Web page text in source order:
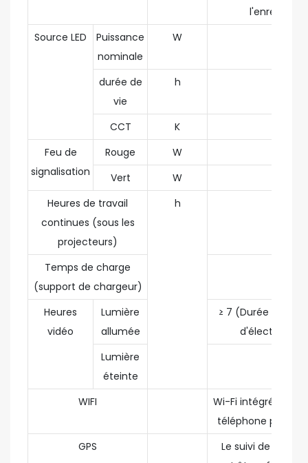
Source LED
Puissance
nominale
W
durée de
vie
h
CCT K
Feu de
signalisation
Rouge W
Vert
W
Heures de travail
continues (sous les
projecteurs)
h
Temps de charge
(support de chargeur)
Heures
vidéo
Lumière
allumée
≥ 7 (Durée de
d'électricité
Lumière
éteinte
WIFI
Wi-Fi intégré pour
téléphone
GPS
Le suivi de la